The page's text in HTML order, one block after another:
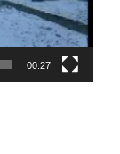
00:27